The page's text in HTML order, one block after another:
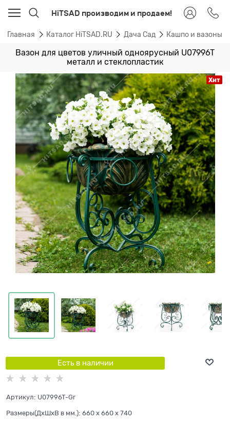
HiTSAD производим и продаем!
Главная Каталог HiTSAD.RU Дача Сад Кашпо и вазоны
Вазон для цветов уличный одноярусный U07996T
металл и стеклопластик
Хит
Есть в наличии
Артикул: U07996T-Gr
Размеры(ДхШхВ в мм.): 660 x 660 x 740